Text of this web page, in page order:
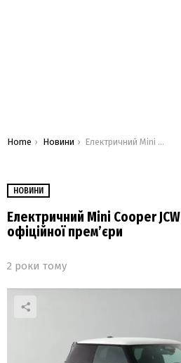
You are here:
Home Новини Електричний Mini Cooper JCW розкрили до офіційної прем’єри
НОВИНИ
Електричний Mini Cooper
офіційної прем’єри
2 роки тому